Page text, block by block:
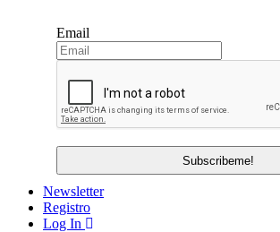
Email
Newsletter
Registro
Log In